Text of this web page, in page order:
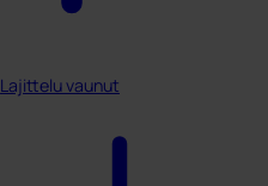
Lajittelu vaunut